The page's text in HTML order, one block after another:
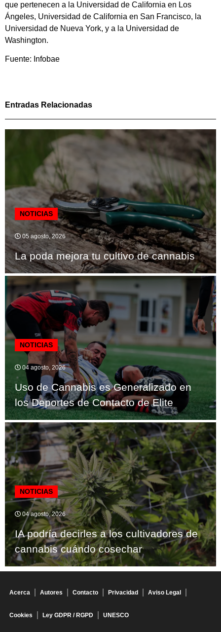
que pertenecen a la Universidad de California en Los
Ángeles, Universidad de California en San Francisco, la
Universidad de Nueva York, y a la Universidad de
Washington.
Fuente: Infobae
Entradas Relacionadas
NOTICIAS
05 agosto, 2026
La poda mejora tu cultivo de cannabis
NOTICIAS
04 agosto, 2026
Uso de Cannabis es Generalizado en
los Deportes de Contacto de Elite
NOTICIAS
04 agosto, 2026
IA podría decirles a los cultivadores de
cannabis cuándo cosechar
Acerca Autores Contacto Privacidad Aviso Legal
Cookies Ley GDPR / RGPD UNESCO